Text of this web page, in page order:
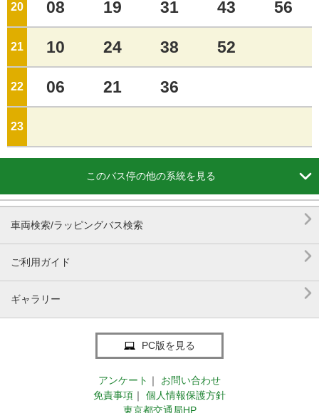
20 08 19 31 43 56
21 10 24 38 52
22 06 21 36
23
このバス停の他の系統を見る 
車両検索/ラッピングバス検索 
ご利用ガイド 
ギャラリー 
PC版を見る
アンケート ｜
お問い合わせ
免責事項 ｜
個人情報保護方針
東京都交通局HP